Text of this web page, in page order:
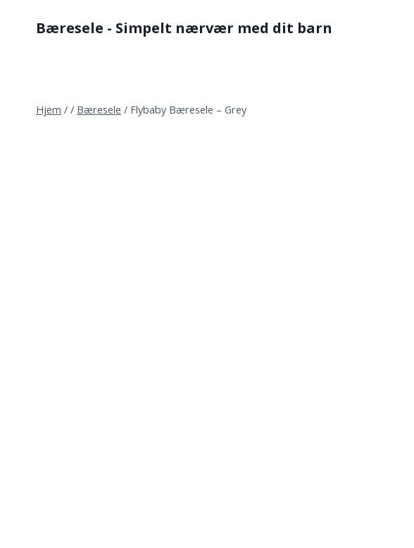
Bæresele - Simpelt nærvær med dit barn
Hjem / / Bæresele / Flybaby Bæresele – Grey